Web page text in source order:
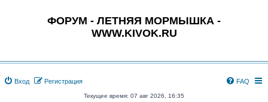
ФОРУМ - ЛЕТНЯЯ МОРМЫШКА -
WWW.KIVOK.RU
Вход Регистрация FAQ
Текущее время: 07 авг 2026, 16:35